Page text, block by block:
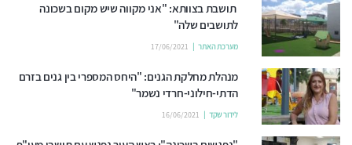
תושבת בצוותא: "אני מקווה שיש מקום בשכונה
לתושבים שלה"
מערכת האתר 17/06/2021
מנהלת מחלקת הגנים: "היחס המספרי בין גנים בזרם
הדתי-חילוני-חרדי נשמר"
לידור שקד 16/06/2021